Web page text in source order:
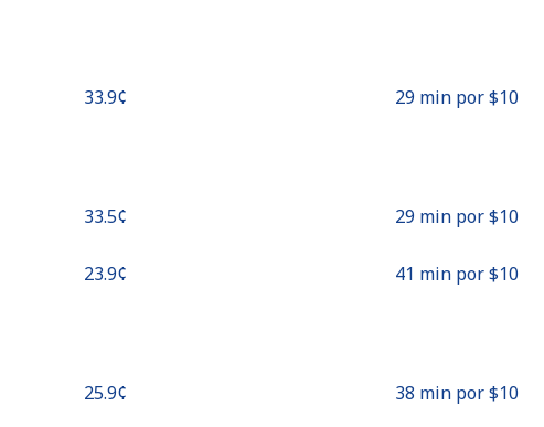
⁦33.9¢⁩ 29 min por ⁦$10⁩
⁦33.5¢⁩ 29 min por ⁦$10⁩
⁦23.9¢⁩ 41 min por ⁦$10⁩
⁦25.9¢⁩ 38 min por ⁦$10⁩